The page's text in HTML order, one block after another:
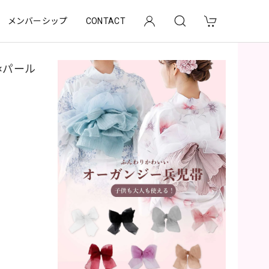
メンバーシップ CONTACT
ール